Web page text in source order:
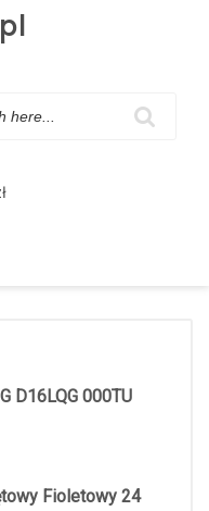
D16LQG 000TU
Fioletowy 24